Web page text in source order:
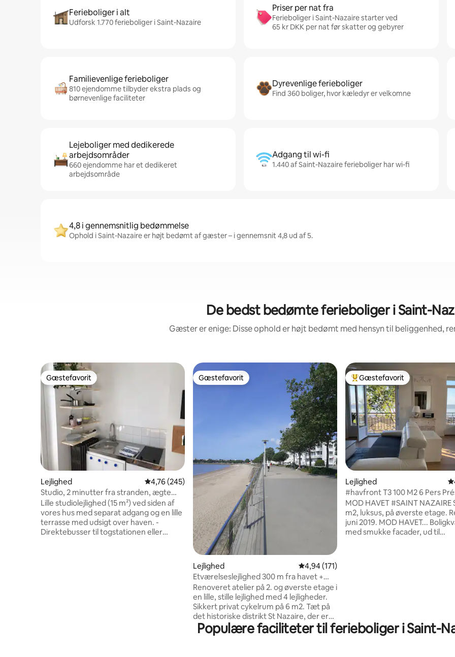
Ferieboliger i alt
Udforsk 1.770 ferieboliger i Saint-Nazaire
Priser per nat fra
Ferieboliger i Saint-Nazaire starter ved
65 kr DKK per nat før skatter og gebyrer
Familievenlige ferieboliger
810 ejendomme tilbyder ekstra plads og
børnevenlige faciliteter
Dyrevenlige ferieboliger
Find 360 boliger, hvor kæledyr er velkomne
Lejeboliger med dedikerede
arbejdsområder
660 ejendomme har et dedikeret
arbejdsområde
Adgang til wi-fi
1.440 af Saint-Nazaire ferieboliger har wi-fi
4,8 i gennemsnitlig bedømmelse
Ophold i Saint-Nazaire er højt bedømt af gæster – i gennemsnit 4,8 ud af 5.
De bedst bedømte ferieboliger i Saint-
Gæster er enige: Disse ophold er højt bedømt med hensyn til beliggenhed,
Gæstefavorit
Gæstefavorit
Lejlighed 4,76 ud af 5 i gennemsnitlig bedømmelse, 245 omtaler
4,76 (245)
Studio, 2 minutter fra stranden, ægte
seng
Lille studiolejlighed (15 m²) ved siden af
vores hus med separat adgang og en lille
terrasse med udsigt over haven. -
Direktebusser til togstationen eller
Gæstefavorit
Gæstefavorit
Lejlighed 4,94 ud af 5 i gennemsnitlig bedømmelse,
4,94 (171)
Etværelseslejlighed 300 m fra havet +
privat cykelrum
Renoveret atelier på 2. og øverste etage i
en lille, stille lejlighed med 4 lejligheder.
Sikkert privat cykelrum på 6 m2. Tæt på
det historiske distrikt St Nazaire, der er
bevaret fra bombningen med sine
smukke huse fra før krigen. 5 minutters
Bedste gæstefavorit
Gæstefavorit
Lejlighed
#havfront T3 100 M2 6 Pers
Pornichet
MOD HAVET #SAINT NAZAIRE
m2, luksus, på øverste etage.
juni 2019. MOD HAVET... Boligkvarter
med smukke facader, ud til
Populære faciliteter til ferieboliger i Saint-